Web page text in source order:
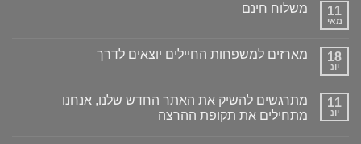
11
מאי
משלוח חינם
18
יונ
מארזים למשפחות החיילים יוצאים לדרך
11
יונ
מתרגשים להשיק את האתר החדש שלנו, אנחנו
מתחילים את תקופת ההרצה